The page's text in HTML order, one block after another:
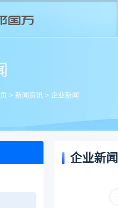
> 新闻资讯 > 企业新闻
企业新闻